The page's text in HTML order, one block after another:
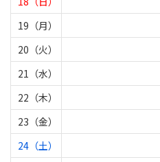
19（月）
20（火）
21（水）
22（木）
23（金）
24（土）